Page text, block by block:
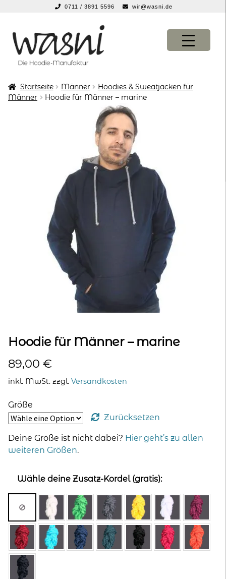
0711 / 3891 5596 wir@wasni.de
Navigation
springen
Inhalt
springen
KONFIGURATOR
KONFIGURATOR
Startseite Männer
Hoodies & Sweatjacken für
Männer
Hoodie für Männer – marine
Hoodie für Männer – marine
89,00 €
inkl. MwSt. zzgl. Versandkosten
Größe
Zurücksetzen
Deine Größe ist nicht dabei? Hier geht’s zu allen
weiteren Größen.
Wähle deine Zusatz-Kordel (gratis):